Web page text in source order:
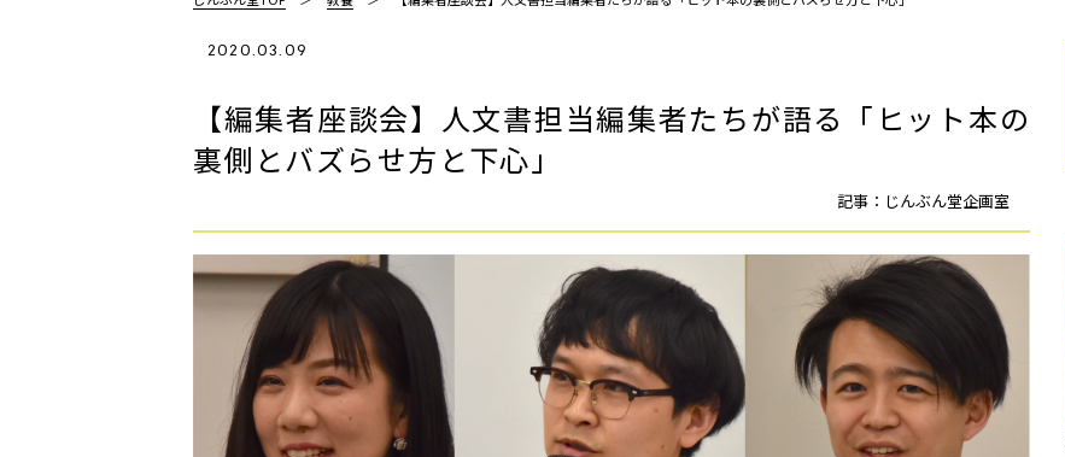
2020.03.09
【編集者座談会】人文書担当編集者たちが語る「ヒット本の
裏側とバズらせ方と下心」
記事：じんぶん堂企画室